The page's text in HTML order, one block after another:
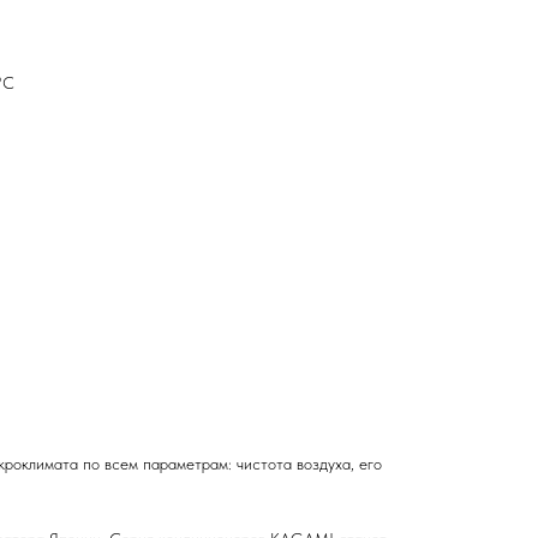
по всем параметрам: чистота воздуха, его